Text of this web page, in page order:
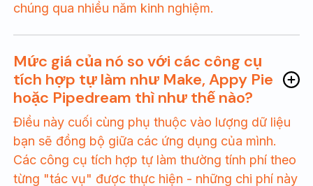
chúng qua nhiều năm kinh nghiệm.
Mức giá của nó so với các công cụ
tích hợp tự làm như Make, Appy Pie
hoặc Pipedream thì như thế nào?
Điều này cuối cùng phụ thuộc vào lượng dữ liệu
bạn sẽ đồng bộ giữa các ứng dụng của mình.
Các công cụ tích hợp tự làm thường tính phí theo
từng "tác vụ" được thực hiện - những chi phí này